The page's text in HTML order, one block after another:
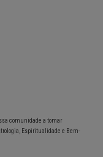
comunidade a tomar
Espiritualidade e Bem-